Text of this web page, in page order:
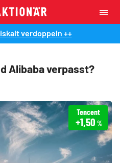
verdoppeln ++
Alibaba verpasst?
Tencent
+1,50 %